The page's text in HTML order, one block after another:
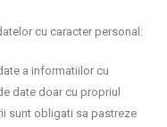
cu caracter personal:
a informatiilor cu
date doar cu propriul
sunt obligati sa pastreze